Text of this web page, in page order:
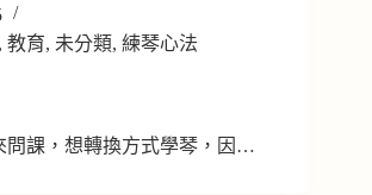
, 教育, 未分類, 練琴心法
問課，想轉換方式學琴，因…